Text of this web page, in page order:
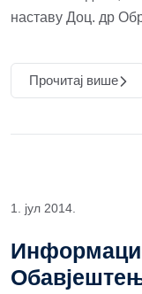
наставу Доц. др
Прочитај више
1. јул 2014.